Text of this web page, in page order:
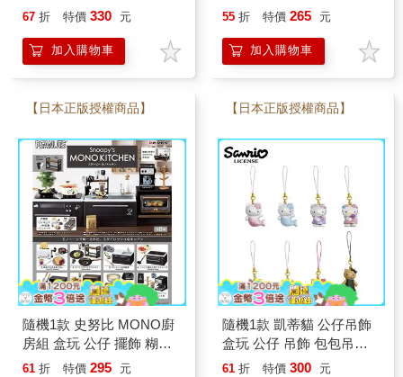
擺飾 野原新之助 小葵 阿
67 折 特價 330 元
加入購物車
飾 Hello Kitty 三麗鷗
55 折 特價 265 元
加入購物車
【日本正版授權商品】
隨機1款 史努比 MONO廚
房組 盒玩 公仔 擺飾 糊塗
塌客 查理布朗 Snoopy
61 折 特價 295 元
【日本正版授權商品】
隨機1款 凱蒂貓 公仔吊飾
盒玩 公仔 吊飾 包包吊飾
Hello Kitty 三麗鷗 Sanrio
61 折 特價 300 元